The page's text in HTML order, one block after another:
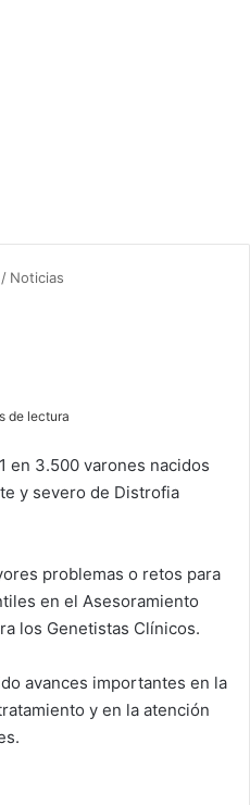
/ Noticias
de lectura
en 3.500 varones nacidos
y severo de Distrofia
problemas o retos para
en el Asesoramiento
los Genetistas Clínicos.
avances importantes en la
y en la atención